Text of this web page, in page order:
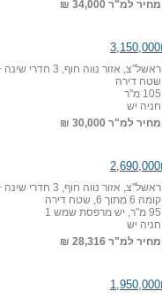
מחיר למ"ר 34,000 ₪
ראשל"צ, אזור נווה חוף, 3 חדרי שינה + סלון
שטח דירה
105 מ"ר
חניה יש
מחיר למ"ר 30,000 ₪
ראשל"צ, אזור נווה חוף, 3 חדרי שינה + סלון
קומה 6 מתוך 6, שטח דירה
95 מ"ר, יש מרפסת שמש 1
חניה יש
מחיר למ"ר 28,316 ₪